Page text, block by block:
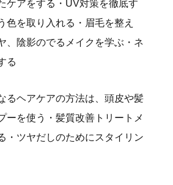
ケアをする・UV対策を徹底す
色を取り入れる・眉毛を整え
、陰影のでるメイクを学ぶ・ネ
る
るヘアケアの方法は、頭皮や髪
ーを使う・髪質改善トリートメ
・ツヤだしのためにスタイリン